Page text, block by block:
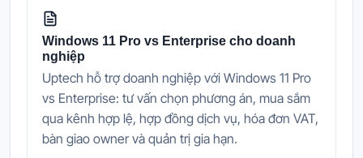
Windows 11 Pro vs Enterprise cho doanh
nghiệp
Uptech hỗ trợ doanh nghiệp với Windows 11 Pro
vs Enterprise: tư vấn chọn phương án, mua sắm
qua kênh hợp lệ, hợp đồng dịch vụ, hóa đơn VAT,
bàn giao owner và quản trị gia hạn.